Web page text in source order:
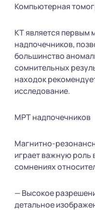
Компьютерная
КТ является первым
надпочечников,
большинство
сомнительных
находок
исследование.
МРТ надпочечников
Магнитно-
играет важную роль
сомнениях
— Высокое
детальное